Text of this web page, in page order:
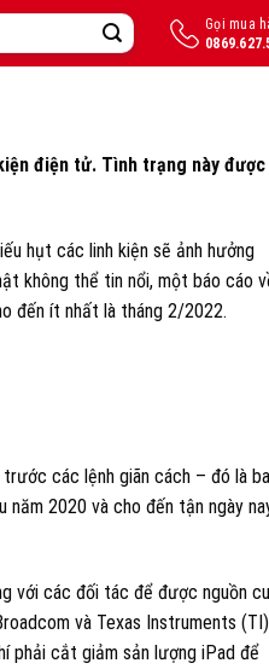
Gọi mua
điện tử. Tình trạng này được
hụt các linh kiện sẽ ảnh hưởng
không thể tin nổi, một báo cáo
đến ít nhất là tháng 2/2022.
các lệnh giãn cách – đó là ba
2020 và cho đến tận ngày
với các đối tác để được nguồn
và Texas Instruments (TI)
phải cắt giảm sản lượng iPad để